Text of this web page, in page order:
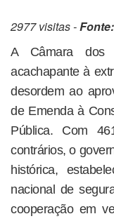
2977 visitas -Fonte:
A Câmara dos
acachapante à
desordem ao
de Emenda à
Pública. Com
contrários, o
histórica,
nacional de
cooperação em